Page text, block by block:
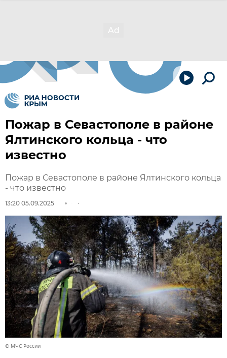
Пожар в Севастополе в районе
Ялтинского кольца - что
известно
Пожар в Севастополе в районе Ялтинского кольца
- что известно
13:20 05.09.2025
© МЧС России